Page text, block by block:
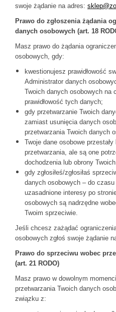
swoje żądanie na adres:
Prawo do zgłoszenia żądania
danych osobowych (art. 18
Masz prawo do żądania
osobowych, gdy:
kwestionujesz prawidłowość
Administrator danych
Twoich danych osobowych na
prawidłowość tych danych;
gdy przetwarzanie Twoich
zamiast usunięcia danych
przetwarzania Twoich danych
Twoje dane osobowe
przetwarzania, ale są one
dochodzenia lub obrony
gdy zgłosiłeś/zgłosiłaś
danych osobowych – do
uzasadnione interesy po
osobowych są nadrzędne
Twoim sprzeciwie.
Jeśli chcesz zażądać
osobowych zgłoś swoje żądanie
Prawo do sprzeciwu wobec
(art. 21 RODO)
Masz prawo w dowolnym
przetwarzania Twoich danych
związku z: